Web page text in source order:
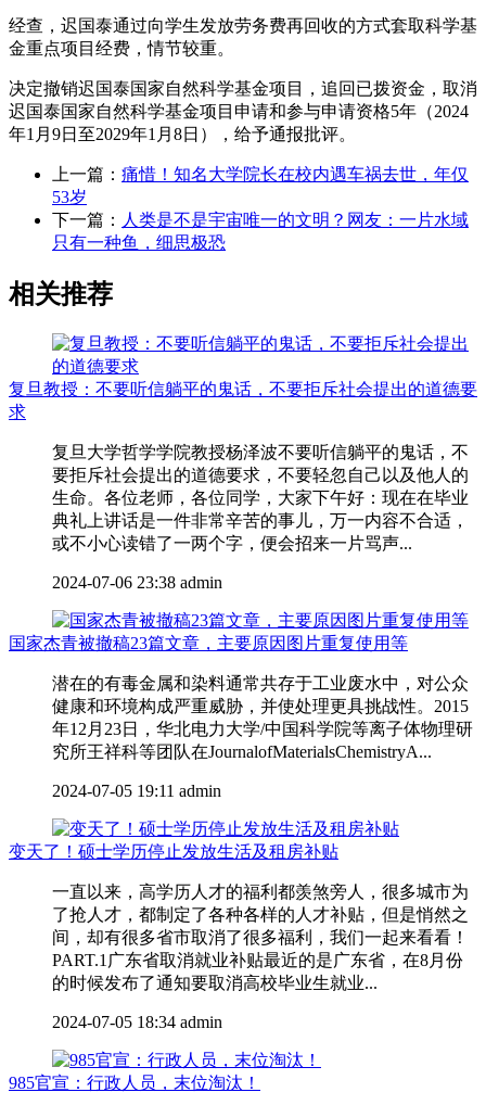
经查，迟国泰通过向学生发放劳务费再回收的方式套取科学基
金重点项目经费，情节较重。
决定撤销迟国泰国家自然科学基金项目，追回已拨资金，取消
迟国泰国家自然科学基金项目申请和参与申请资格5年（2024
年1月9日至2029年1月8日），给予通报批评。
上一篇： 痛惜！知名大学院长在校内遇车祸去世，年仅
53岁
下一篇： 人类是不是宇宙唯一的文明？网友：一片水域
只有一种鱼，细思极恐
相关推荐
复旦教授：不要听信躺平的鬼话，不要拒斥社会提出的道德要
求
复旦大学哲学学院教授杨泽波不要听信躺平的鬼话，不
要拒斥社会提出的道德要求，不要轻忽自己以及他人的
生命。各位老师，各位同学，大家下午好：现在在毕业
典礼上讲话是一件非常辛苦的事儿，万一内容不合适，
或不小心读错了一两个字，便会招来一片骂声...
2024-07-06 23:38 admin
国家杰青被撤稿23篇文章，主要原因图片重复使用等
潜在的有毒金属和染料通常共存于工业废水中，对公众
健康和环境构成严重威胁，并使处理更具挑战性。2015
年12月23日，华北电力大学/中国科学院等离子体物理研
究所王祥科等团队在JournalofMaterialsChemistryA...
2024-07-05 19:11 admin
变天了！硕士学历停止发放生活及租房补贴
一直以来，高学历人才的福利都羡煞旁人，很多城市为
了抢人才，都制定了各种各样的人才补贴，但是悄然之
间，却有很多省市取消了很多福利，我们一起来看看！
PART.1广东省取消就业补贴最近的是广东省，在8月份
的时候发布了通知要取消高校毕业生就业...
2024-07-05 18:34 admin
985官宣：行政人员，末位淘汰！